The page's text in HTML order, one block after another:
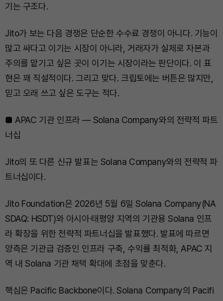
기는 구조다.
Jito가 보는 다음 경쟁은 단순한 수수료 경쟁이 아니다. 기능이
많고 싸다고 이기는 시장이 아니라, 거래자가 실제로 자본과
주의를 맡기고 싶은 곳이 이기는 시장이라는 판단이다. 이 표
현은 꽤 직설적이다. 그리고 맞다. 크립토에는 버튼은 많지만,
믿고 오래 쓰고 싶은 도구는 적다.
■ APAC 기관 인프라 — Solana Company와의 전략적 파트
너십
Jito의 또 다른 신규 발표는 Solana Company와의 전략적 파
트너십이다.
Jito Foundation은 2026년 5월 6일 Solana Company(NA
SDAQ: HSDT)와 아시아·태평양 지역의 기관용 Solana 인프
라 확장을 위한 전략적 파트너십을 발표했다. 발표에 따르면
양측은 기관급 검증인 인프라 구축, 수익률 최적화, APAC 지
역 내 Solana 기관 채택 확대에 초점을 맞춘다.
핵심은 Pacific Backbone이다. Solana Company의 Pacifi